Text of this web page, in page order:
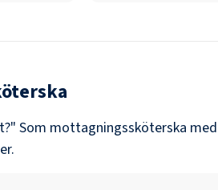
Som mottagningssköterska